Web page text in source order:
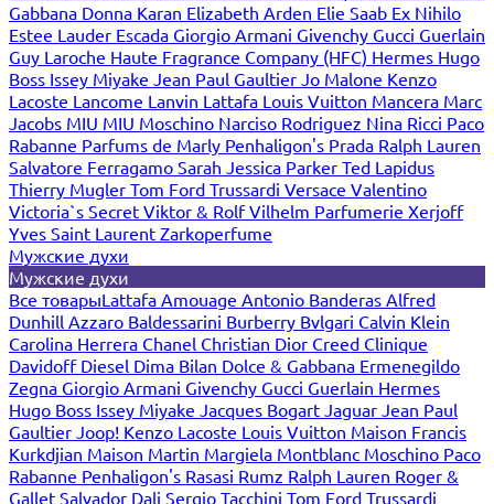
Gabbana Donna Karan Elizabeth Arden Elie Saab Ex Nihilo
Estee Lauder Escada Giorgio Armani Givenchy Gucci Guerlain
Guy Laroche Haute Fragrance Company (HFC) Hermes Hugo
Boss Issey Miyake Jean Paul Gaultier Jo Malone Kenzo
Lacoste Lancome Lanvin Lattafa Louis Vuitton Mancera Marc
Jacobs MIU MIU Moschino Narciso Rodriguez Nina Ricci Paco
Rabanne Parfums de Marly Penhaligon's Prada Ralph Lauren
Salvatore Ferragamo Sarah Jessica Parker Ted Lapidus
Thierry Mugler Tom Ford Trussardi Versace Valentino
Victoria`s Secret Viktor & RolfVilhelm Parfumerie Xerjoff
Yves Saint Laurent Zarkoperfume
Мужские духи
Мужские духи
Все товарыLattafa Amouage Antonio Banderas Alfred
Dunhill Azzaro Baldessarini Burberry Bvlgari Calvin Klein
Carolina Herrera Chanel Christian Dior Creed Clinique
Davidoff Diesel Dima Bilan Dolce & Gabbana Ermenegildo
Zegna Giorgio Armani Givenchy Gucci Guerlain Hermes
Hugo Boss Issey Miyake Jacques Bogart Jaguar Jean Paul
Gaultier Joop! Kenzo Lacoste Louis Vuitton Maison Francis
Kurkdjian Maison Martin Margiela Montblanc Moschino Paco
Rabanne Penhaligon's Rasasi Rumz Ralph Lauren Roger &
Gallet Salvador Dali Sergio Tacchini Tom Ford Trussardi